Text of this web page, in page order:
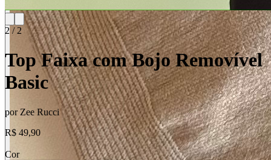
2 / 2
Top Faixa com Bojo Removível
Basic
por Zee Rucci
R$ 49,90
Cor